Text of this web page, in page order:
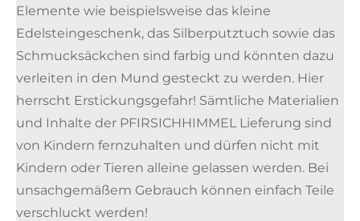
Elemente wie beispielsweise das kleine
Edelsteingeschenk, das Silberputztuch sowie das
Schmucksäckchen sind farbig und könnten dazu
verleiten in den Mund gesteckt zu werden. Hier
herrscht Erstickungsgefahr! Sämtliche Materialien
und Inhalte der PFIRSICHHIMMEL Lieferung sind
von Kindern fernzuhalten und dürfen nicht mit
Kindern oder Tieren alleine gelassen werden. Bei
unsachgemäßem Gebrauch können einfach Teile
verschluckt werden!